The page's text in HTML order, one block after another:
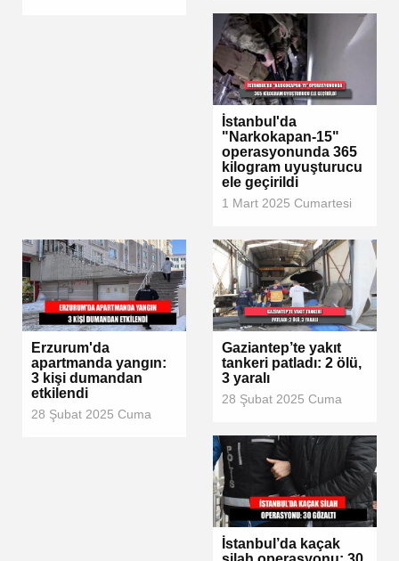
İstanbul'da
"Narkokapan-15"
operasyonunda 365
kilogram uyuşturucu
ele geçirildi
1 Mart 2025 Cumartesi
Erzurum'da
apartmanda yangın:
3 kişi dumandan
etkilendi
28 Şubat 2025 Cuma
Gaziantep’te yakıt
tankeri patladı: 2 ölü,
3 yaralı
28 Şubat 2025 Cuma
İstanbul’da kaçak